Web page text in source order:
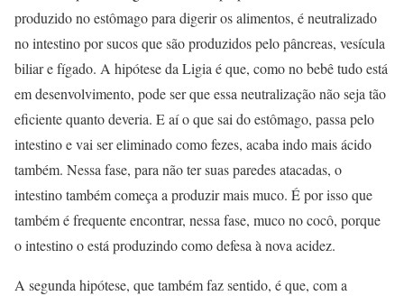
produzido no estômago para digerir os alimentos, é neutralizado
no intestino por sucos que são produzidos pelo pâncreas, vesícula
biliar e fígado. A hipótese da Ligia é que, como no bebê tudo está
em desenvolvimento, pode ser que essa neutralização não seja tão
eficiente quanto deveria. E aí o que sai do estômago, passa pelo
intestino e vai ser eliminado como fezes, acaba indo mais ácido
também. Nessa fase, para não ter suas paredes atacadas, o
intestino também começa a produzir mais muco. É por isso que
também é frequente encontrar, nessa fase, muco no cocô, porque
o intestino o está produzindo como defesa à nova acidez.
A segunda hipótese, que também faz sentido, é que, com a